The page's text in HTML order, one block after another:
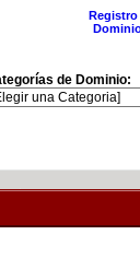
de Dominio: